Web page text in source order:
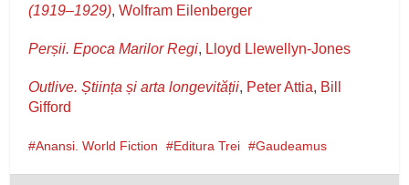
(1919–1929),Wolfram Eilenberger
Perșii. Epoca Marilor Regi, Lloyd Llewellyn-Jones
Outlive. Știința și arta longevității, Peter Attia, Bill
Gifford
Anansi. World Fiction Editura Trei Gaudeamus